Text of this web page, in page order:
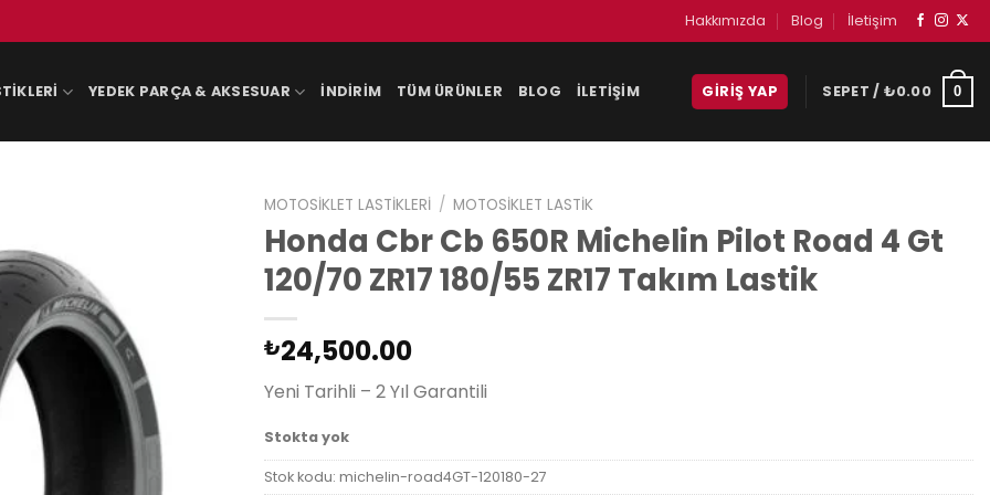
Hakkımızda Blog İletişim
YEDEK PARÇA & AKSESUAR İNDIRIM TÜM ÜRÜNLER BLOG İLETIŞIM GIRIŞ YAP SEPET / ₺0.00 0
MOTOSIKLET LASTIKLERI / MOTOSIKLET LASTIK
Honda Cbr Cb 650R Michelin Pilot Road 4 Gt
120/70 ZR17 180/55 ZR17 Takım Lastik
₺24,500.00
Yeni Tarihli – 2 Yıl Garantili
Stokta yok
Stok kodu: michelin-road4GT-120180-27